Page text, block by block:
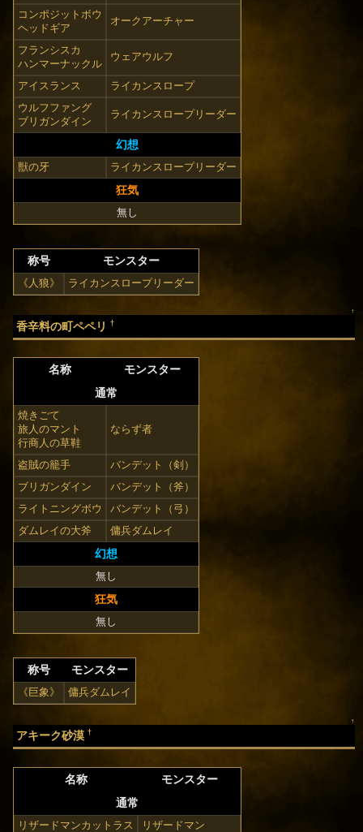
コンポジットボウ
ヘッドギア
オークアーチャー
フランシスカ
ハンマーナックル
ウェアウルフ
アイスランス
ライカンスロープ
ウルフファング
ブリガンダイン
ライカンスロープリーダー
幻想
獣の牙 ライカンスロープリーダー
狂気
無し
称号 モンスター
《人狼》 ライカンスロープリーダー
↑
香辛料の町ペペリ †
名称
モンスター
通常
焼きごて
旅人のマント
行商人の草鞋
ならず者
盗賊の籠手
バンデット（剣）
ブリガンダイン
バンデット（斧）
ライトニングボウ
バンデット（弓）
ダムレイの大斧
傭兵ダムレイ
幻想
無し
狂気
無し
称号 モンスター
《巨象》 傭兵ダムレイ
↑
アキーク砂漠 †
名称
モンスター
通常
リザードマンカットラス
リザードマン